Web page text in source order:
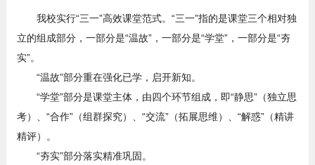
我校实行“三一”高效课堂范式。“三一”指的是课堂三个相对独
立的组成部分，一部分是“温故”，一部分是“学堂”，一部分是“夯
实”。
“温故”部分重在强化已学，启开新知。
“学堂”部分是课堂主体，由四个环节组成，即“静思”（独立思
考）、“合作”（组群探究）、“交流”（拓展思维）、“解惑”（精讲
精评）。
“夯实”部分落实精准巩固。